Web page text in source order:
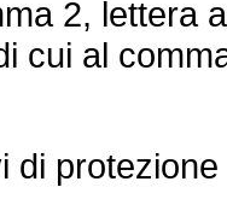
2, lettera
cui al
di